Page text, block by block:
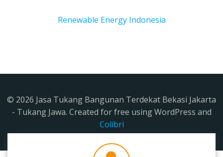
Renewable Energy Indonesia
© 2026 Jasa Tukang Bangunan Terdekat Bekasi Jakarta
- Tukang Jawa. Created for free using WordPress and
Colibri